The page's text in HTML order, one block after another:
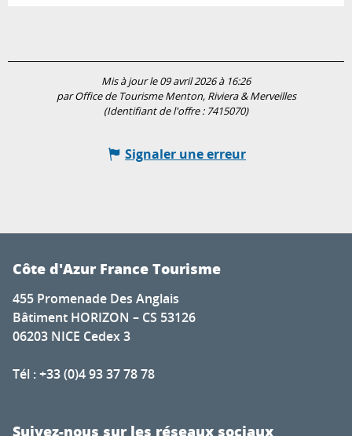
Mis à jour le 09 avril 2026 à 16:26
par Office de Tourisme Menton, Riviera & Merveilles
(Identifiant de l'offre : 7415070)
Signaler une erreur
Côte d'Azur France Tourisme
455 Promenade Des Anglais
Bâtiment HORIZON – CS 53126
06203 NICE Cedex 3
Tél : +33 (0)4 93 37 78 78
Suivez-nous sur les réseaux sociaux